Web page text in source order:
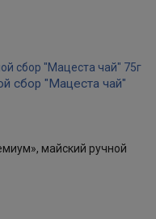
сбор "Мацеста чай"
майский ручной